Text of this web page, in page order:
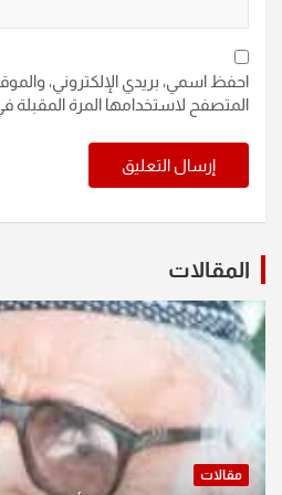
احفظ اسمي، بريدي الإلكتروني،
المتصفح لاستخدامها المرة المقبلة
المقالات
مقالات